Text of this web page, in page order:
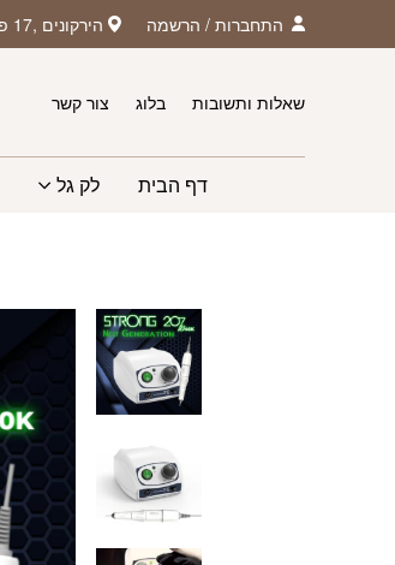
Skip to Content
התחברות / הרשמה הירקונים ,17 פתח תקווה
שאלות ותשובות
בלוג צור קשר
דף הבית לק גל
בחזרה למעלה